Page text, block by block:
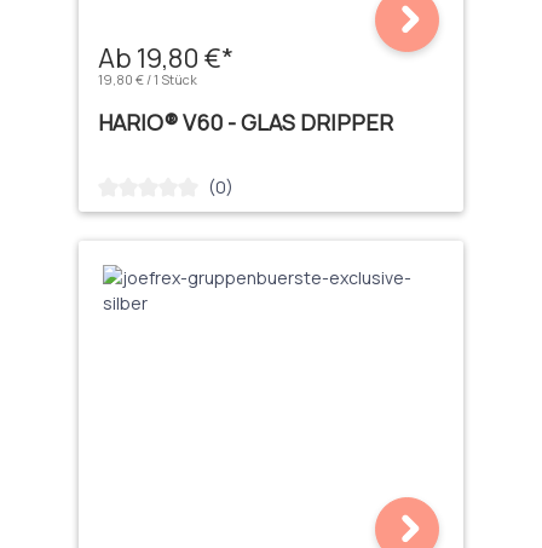
Ab 19,80 €*
19,80 € / 1 Stück
HARIO® V60 - GLAS DRIPPER
Durchschnittliche Bewertung von 0 von 5 Sternen
(0)